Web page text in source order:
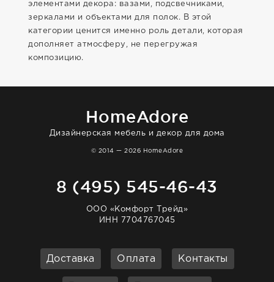
элементами декора: вазами, подсвечниками,
зеркалами и объектами для полок. В этой
категории ценится именно роль детали, которая
дополняет атмосферу, не перегружая
композицию.
HomeAdore
Дизайнерская мебель и декор для дома
© 2014 — 2026 HomeAdore
8 (495) 545-46-43
ООО «Комфорт Трейд»
ИНН 7704767045
Доставка Оплата Контакты